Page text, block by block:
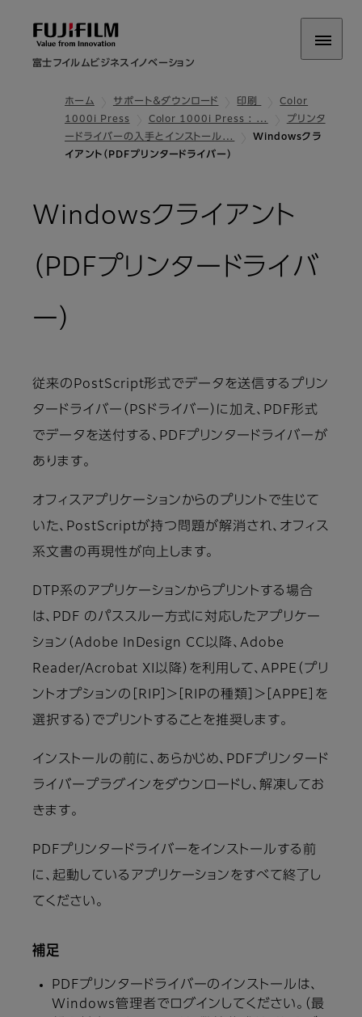
富士フイルムビジネスイノベーション
ホーム サポート＆ダウンロード 印刷
Color
1000i Press
Color 1000i Press : …
プリンタ
ードライバーの入手とインストール…
Windowsクラ
イアント（PDFプリンタードライバー）
Windowsクライアント
（PDFプリンタードライバ
ー）
従来のPostScript形式でデータを送信するプリン
タードライバー（PSドライバー）に加え、PDF形式
でデータを送付する、PDFプリンタードライバーが
あります。
オフィスアプリケーションからのプリントで生じて
いた、PostScriptが持つ問題が解消され、オフィス
系文書の再現性が向上します。
DTP系のアプリケーションからプリントする場合
は、PDF のパススルー方式に対応したアプリケー
ション（Adobe InDesign CC以降、Adobe
Reader/Acrobat XI以降）を利用して、APPE（プリ
ントオプションの［RIP］＞［RIPの種類］＞［APPE］を
選択する）でプリントすることを推奨します。
インストールの前に、あらかじめ、PDFプリンタード
ライバープラグインをダウンロードし、解凍してお
きます。
PDFプリンタードライバーをインストールする前
に、起動しているアプリケーションをすべて終了し
てください。
補足
PDFプリンタードライバーのインストールは、
Windows管理者でログインしてください。（最